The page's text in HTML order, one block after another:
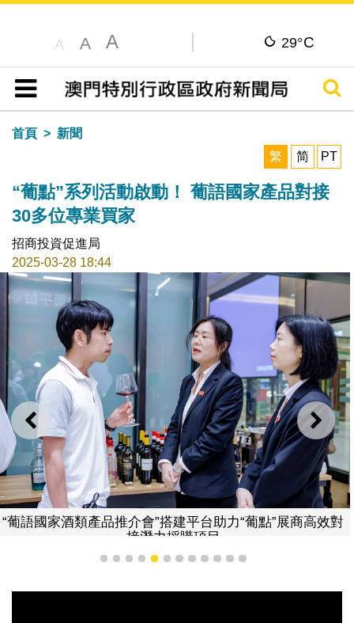
A A A 29°C
目錄
搜尋
首頁
新聞
繁
简 PT
“葡點”系列活動啟動！ 葡語國家產品對接
30多位專業買家
招商投資促進局
2025-03-28 18:44
上一則 下一
“葡語國家酒類產品推介會”搭建平台助力“葡點”展商高效對
接潛力採購項目
1 2 3 4 5 6 7 8 9 101112